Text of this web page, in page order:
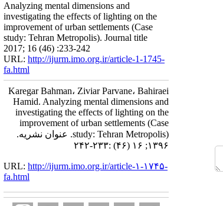
Analyzing mental dimensions and
investigating the effects of lighting on the
improvement of urban settlements (Case
study: Tehran Metropolis). Journal title
2017; 16 (46) :233-242
URL: http://ijurm.imo.org.ir/article-1-1745-
fa.html
Karegar Bahman، Ziviar Parvane، Bahiraei
Hamid. Analyzing mental dimensions and
investigating the effects of lighting on the
improvement of urban settlements (Case
study: Tehran Metropolis). عنوان نشریه.
۱۳۹۶; ۱۶ (۴۶) :۲۳۳-۲۴۲
URL: http://ijurm.imo.org.ir/article-۱-۱۷۴۵-
fa.html